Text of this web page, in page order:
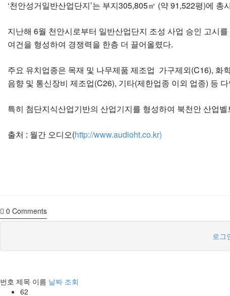
‘천안성거일반산업단지’는 부지305,805㎡ (약 91,522평)에
지난해 6월 천안시로부터 일반산업단지 조성 사업 승인 고시
여건을 형성하여 경쟁력을 한층 더 끌어올렸다.
주요 유치업종은 목재 및 나무제품 제조업 가구제외(C16), 화
음향 및 통신장비 제조업(C26), 기타(제한업종 이외 업종) 등
특히 첨단지식산업기반의 산업기지를 형성하여 북천안 산업
출처 : 월간 오디오(http://www.audioht.co.kr)
0 Comments
로그
번호 제목 이름 날짜 조회
62